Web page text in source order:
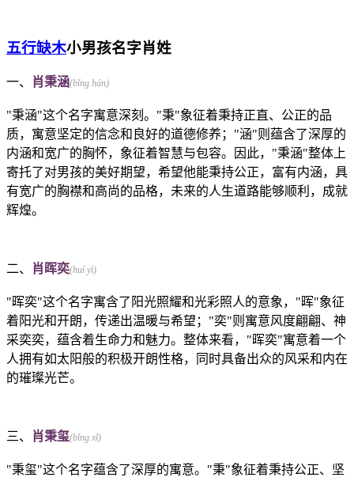
五行缺木小男孩名字肖姓
一、 肖秉涵(bǐng hán)
"秉涵"这个名字寓意深刻。"秉"象征着秉持正直、公正的品
质，寓意坚定的信念和良好的道德修养；"涵"则蕴含了深厚的
内涵和宽广的胸怀，象征着智慧与包容。因此，"秉涵"整体上
寄托了对男孩的美好期望，希望他能秉持公正，富有内涵，具
有宽广的胸襟和高尚的品格，未来的人生道路能够顺利，成就
辉煌。
二、 肖晖奕(huī yì)
"晖奕"这个名字寓含了阳光照耀和光彩照人的意象，"晖"象征
着阳光和开朗，传递出温暖与希望；"奕"则寓意风度翩翩、神
采奕奕，蕴含着生命力和魅力。整体来看，"晖奕"寓意着一个
人拥有如太阳般的积极开朗性格，同时具备出众的风采和内在
的璀璨光芒。
三、 肖秉玺(bǐng xǐ)
"秉玺"这个名字蕴含了深厚的寓意。"秉"象征着秉持公正、坚